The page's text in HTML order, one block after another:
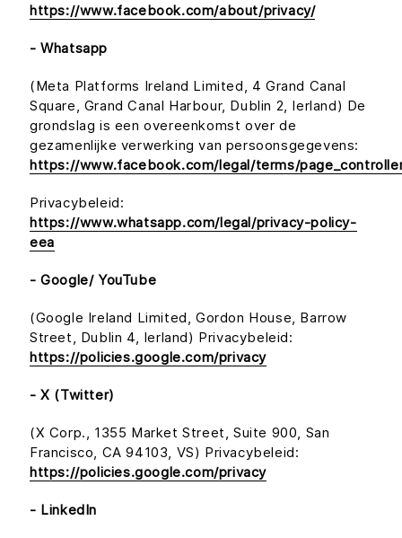
https://www.facebook.com/about/privacy/
- Whatsapp
(Meta Platforms Ireland Limited, 4 Grand Canal
Square, Grand Canal Harbour, Dublin 2, Ierland) De
grondslag is een overeenkomst over de
gezamenlijke verwerking van persoonsgegevens:
https://www.facebook.com/legal/terms/
Privacybeleid:
https://www.whatsapp.com/legal/privacy-policy-
eea
- Google/ YouTube
(Google Ireland Limited, Gordon House, Barrow
Street, Dublin 4, Ierland) Privacybeleid:
https://policies.google.com/privacy
- X (Twitter)
(X Corp., 1355 Market Street, Suite 900, San
Francisco, CA 94103, VS) Privacybeleid:
https://policies.google.com/privacy
- LinkedIn